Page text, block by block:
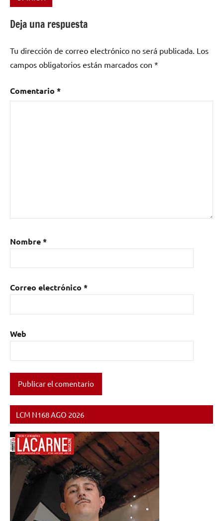
Etiquetado
conciertos,
festival,
festivales
Deja una respuesta
Tu dirección de correo electrónico no será publicada. Los
campos obligatorios están marcados con *
Comentario *
Nombre*
Correo electrónico *
Web
LCM N168 AGO 2026